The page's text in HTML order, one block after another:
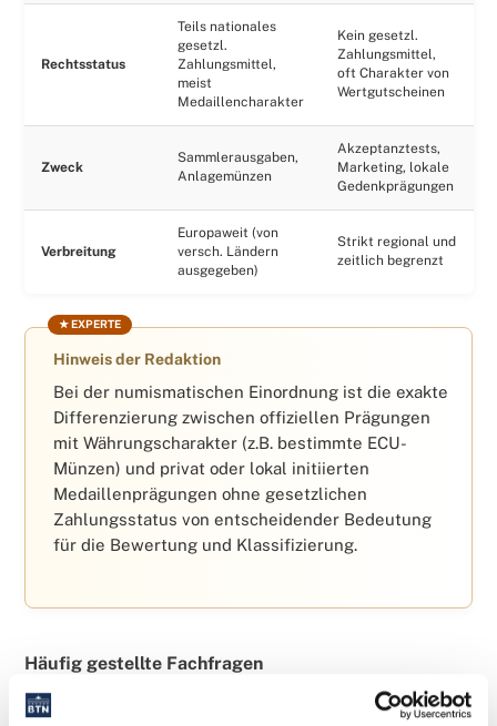
Rechtsstatus
Teils nationales
gesetzl.
Zahlungsmittel,
meist
Medaillencharakter
Kein gesetzl.
Zahlungsmittel,
oft Charakter von
Wertgutscheinen
Zweck
Sammlerausgaben,
Anlagemünzen
Akzeptanztests,
Marketing, lokale
Gedenkprägungen
Verbreitung
Europaweit (von
versch. Ländern
ausgegeben)
Strikt regional und
zeitlich begrenzt
Hinweis der Redaktion
Bei der numismatischen Einordnung ist die exakte
Differenzierung zwischen offiziellen Prägungen
mit Währungscharakter (z.B. bestimmte ECU-
Münzen) und privat oder lokal initiierten
Medaillenprägungen ohne gesetzlichen
Zahlungsstatus von entscheidender Bedeutung
für die Bewertung und Klassifizierung.
Häufig gestellte Fachfragen
War die ECU ein offizielles Zahlungsmittel?